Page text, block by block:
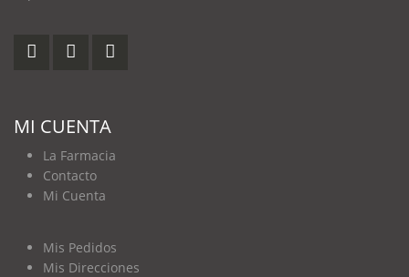
MI CUENTA
La Farmacia
Contacto
Mi Cuenta
Mis Pedidos
Mis Direcciones